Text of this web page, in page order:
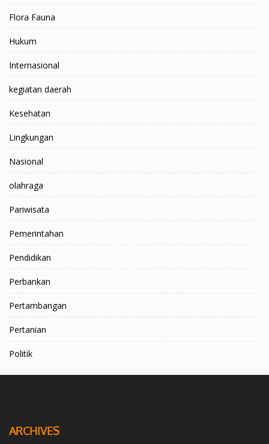
Flora Fauna
Hukum
Internasional
kegiatan daerah
Kesehatan
Lingkungan
Nasional
olahraga
Pariwisata
Pemerintahan
Pendidikan
Perbankan
Pertambangan
Pertanian
Politik
ARCHIVES